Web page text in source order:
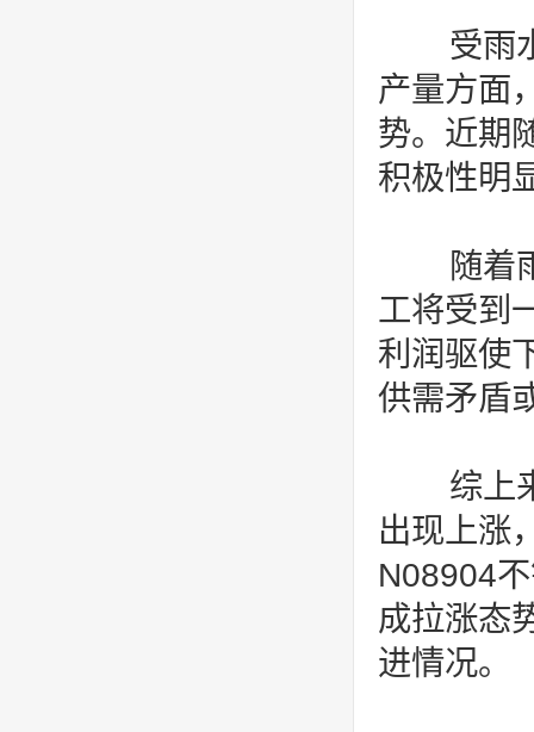
受雨
产量方面
势。近期
积极性明
随着
工将受到
利润驱使
供需矛盾
综上
出现上涨
N08904
成拉涨态
进情况。